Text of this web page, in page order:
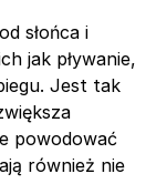
słońca i
jak pływanie,
Jest tak
powodować
również nie